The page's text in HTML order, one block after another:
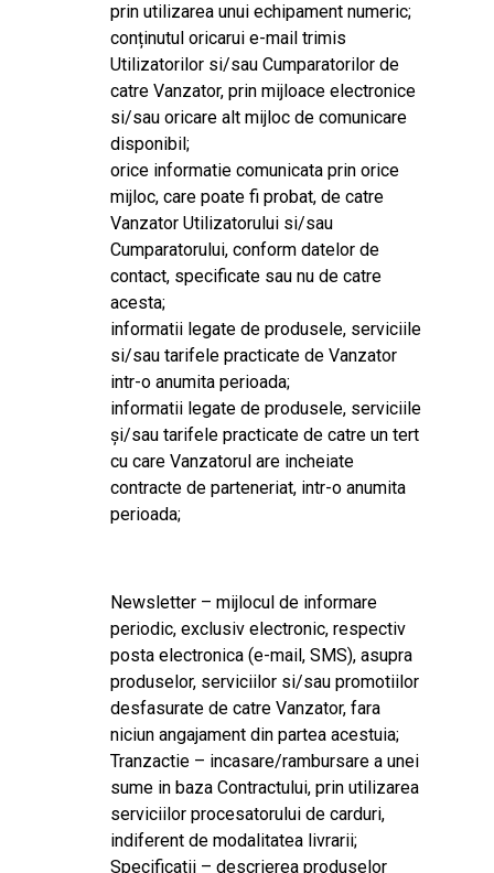
prin utilizarea unui echipament numeric;
conținutul oricarui e-mail trimis
Utilizatorilor si/sau Cumparatorilor de
catre Vanzator, prin mijloace electronice
si/sau oricare alt mijloc de comunicare
disponibil;
orice informatie comunicata prin orice
mijloc, care poate fi probat, de catre
Vanzator Utilizatorului si/sau
Cumparatorului, conform datelor de
contact, specificate sau nu de catre
acesta;
informatii legate de produsele, serviciile
si/sau tarifele practicate de Vanzator
intr-o anumita perioada;
informatii legate de produsele, serviciile
și/sau tarifele practicate de catre un tert
cu care Vanzatorul are incheiate
contracte de parteneriat, intr-o anumita
perioada;
Newsletter – mijlocul de informare
periodic, exclusiv electronic, respectiv
posta electronica (e-mail, SMS), asupra
produselor, serviciilor si/sau promotiilor
desfasurate de catre Vanzator, fara
niciun angajament din partea acestuia;
Tranzactie – incasare/rambursare a unei
sume in baza Contractului, prin utilizarea
serviciilor procesatorului de carduri,
indiferent de modalitatea livrarii;
Specificatii – descrierea produselor